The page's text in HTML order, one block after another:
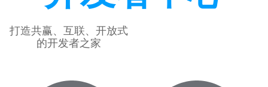
打造共赢、互联、开放式
的开发者之家